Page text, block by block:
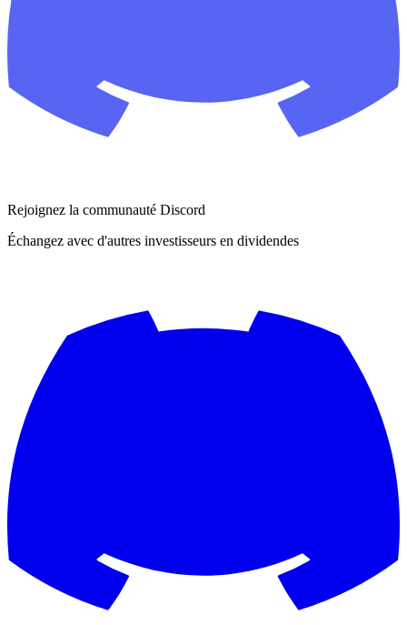
Rejoignez la communauté Discord
Échangez avec d'autres investisseurs en dividendes